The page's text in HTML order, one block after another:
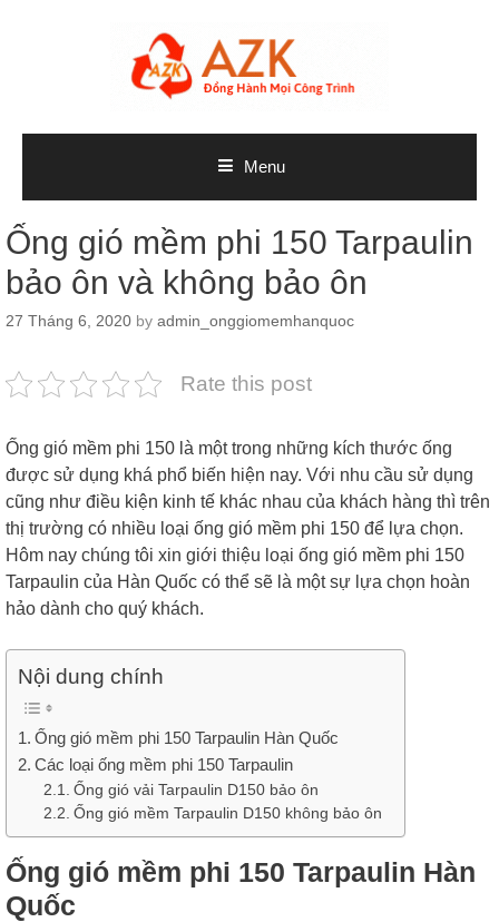
Menu
Ống gió mềm phi 150 Tarpaulin
bảo ôn và không bảo ôn
27 Tháng 6, 2020 by admin_onggiomemhanquoc
Rate this post
Ống gió mềm phi 150 là một trong những kích thước ống
được sử dụng khá phổ biến hiện nay. Với nhu cầu sử dụng
cũng như điều kiện kinh tế khác nhau của khách hàng thì trên
thị trường có nhiều loại ống gió mềm phi 150 để lựa chọn.
Hôm nay chúng tôi xin giới thiệu loại ống gió mềm phi 150
Tarpaulin của Hàn Quốc có thể sẽ là một sự lựa chọn hoàn
hảo dành cho quý khách.
Nội dung chính
Ống gió mềm phi 150 Tarpaulin Hàn Quốc
Các loại ống mềm phi 150 Tarpaulin
Ống gió vải Tarpaulin D150 bảo ôn
Ống gió mềm Tarpaulin D150 không bảo ôn
Ống gió mềm phi 150 Tarpaulin Hàn
Quốc